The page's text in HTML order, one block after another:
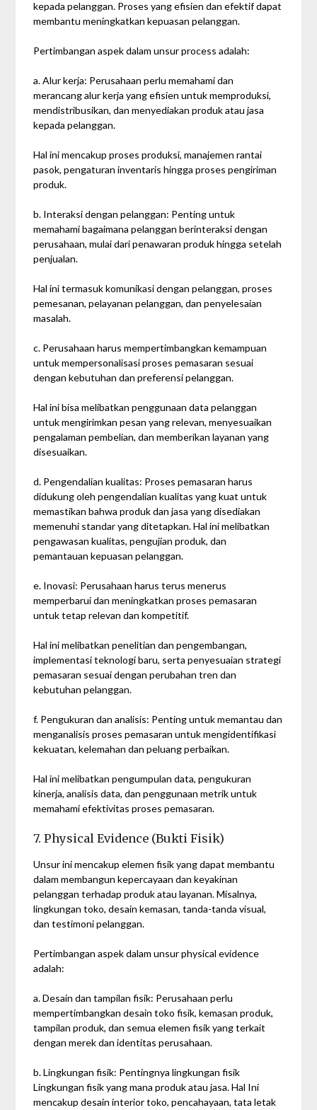
kepada pelanggan. Proses yang efisien dan efektif dapat
membantu meningkatkan kepuasan pelanggan.
Pertimbangan aspek dalam unsur process adalah:
a. Alur kerja: Perusahaan perlu memahami dan
merancang alur kerja yang efisien untuk memproduksi,
mendistribusikan, dan menyediakan produk atau jasa
kepada pelanggan.
Hal ini mencakup proses produksi, manajemen rantai
pasok, pengaturan inventaris hingga proses pengiriman
produk.
b. Interaksi dengan pelanggan: Penting untuk
memahami bagaimana pelanggan berinteraksi dengan
perusahaan, mulai dari penawaran produk hingga setelah
penjualan.
Hal ini termasuk komunikasi dengan pelanggan, proses
pemesanan, pelayanan pelanggan, dan penyelesaian
masalah.
c. Perusahaan harus mempertimbangkan kemampuan
untuk mempersonalisasi proses pemasaran sesuai
dengan kebutuhan dan preferensi pelanggan.
Hal ini bisa melibatkan penggunaan data pelanggan
untuk mengirimkan pesan yang relevan, menyesuaikan
pengalaman pembelian, dan memberikan layanan yang
disesuaikan.
d. Pengendalian kualitas: Proses pemasaran harus
didukung oleh pengendalian kualitas yang kuat untuk
memastikan bahwa produk dan jasa yang disediakan
memenuhi standar yang ditetapkan. Hal ini melibatkan
pengawasan kualitas, pengujian produk, dan
pemantauan kepuasan pelanggan.
e. Inovasi: Perusahaan harus terus menerus
memperbarui dan meningkatkan proses pemasaran
untuk tetap relevan dan kompetitif.
Hal ini melibatkan penelitian dan pengembangan,
implementasi teknologi baru, serta penyesuaian strategi
pemasaran sesuai dengan perubahan tren dan
kebutuhan pelanggan.
f. Pengukuran dan analisis: Penting untuk memantau dan
menganalisis proses pemasaran untuk mengidentifikasi
kekuatan, kelemahan dan peluang perbaikan.
Hal ini melibatkan pengumpulan data, pengukuran
kinerja, analisis data, dan penggunaan metrik untuk
memahami efektivitas proses pemasaran.
7. Physical Evidence (Bukti Fisik)
Unsur ini mencakup elemen fisik yang dapat membantu
dalam membangun kepercayaan dan keyakinan
pelanggan terhadap produk atau layanan. Misalnya,
lingkungan toko, desain kemasan, tanda-tanda visual,
dan testimoni pelanggan.
Pertimbangan aspek dalam unsur physical evidence
adalah:
a. Desain dan tampilan fisik: Perusahaan perlu
mempertimbangkan desain toko fisik, kemasan produk,
tampilan produk, dan semua elemen fisik yang terkait
dengan merek dan identitas perusahaan.
b. Lingkungan fisik: Pentingnya lingkungan fisik
Lingkungan fisik yang mana produk atau jasa. Hal Ini
mencakup desain interior toko, pencahayaan, tata letak